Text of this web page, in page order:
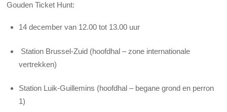
Gouden Ticket Hunt:
14 december van 12.00 tot 13.00 uur
Station Brussel-Zuid (hoofdhal – zone internationale
vertrekken)
Station Luik-Guillemins (hoofdhal – begane grond en perron
1)